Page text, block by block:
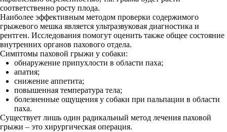
соответственно росту плода.
Наиболее эффективным методом проверки содержимого
грыжевого мешка является ультразвуковая диагностика и
рентген. Исследования помогут оценить также общее состояние
внутренних органов пахового отдела.
Симптомы паховой грыжи у собаки:
обнаружение припухлости в области паха;
апатия;
снижение аппетита;
повышенная температура тела;
болезненные ощущения у собаки при пальпации в области
паха.
Существует лишь один радикальный метод лечения паховой
грыжи – это хирургическая операция.